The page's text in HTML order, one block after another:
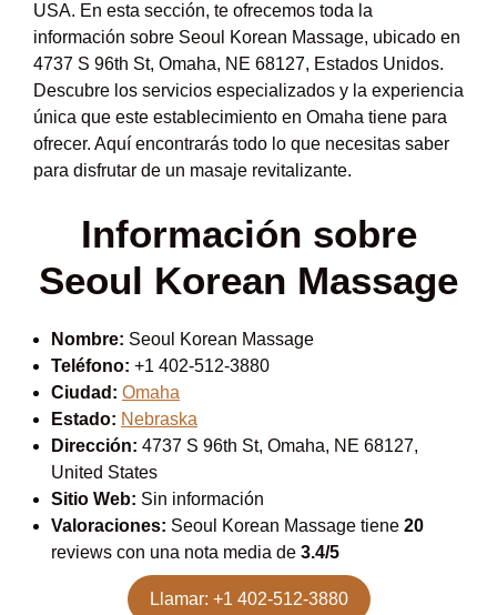
USA. En esta sección, te ofrecemos toda la
información sobre Seoul Korean Massage, ubicado en
4737 S 96th St, Omaha, NE 68127, Estados Unidos.
Descubre los servicios especializados y la experiencia
única que este establecimiento en Omaha tiene para
ofrecer. Aquí encontrarás todo lo que necesitas saber
para disfrutar de un masaje revitalizante.
Información sobre
Seoul Korean Massage
Nombre: Seoul Korean Massage
Teléfono: +1 402-512-3880
Ciudad: Omaha
Estado: Nebraska
Dirección: 4737 S 96th St, Omaha, NE 68127,
United States
Sitio Web: Sin información
Valoraciones: Seoul Korean Massage tiene 20
reviews con una nota media de 3.4/5
Llamar: +1 402-512-3880